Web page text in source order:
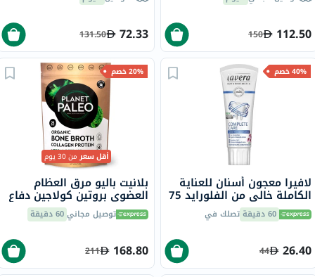
112.50
150
مل
72.33
131.50
40% خصم
لافيرا معجون أسنان للعناية
الكاملة خالي من الفلورايد 75
مل 60 دقيقة تصلك في
26.40
44
20% خصم
أقل سعرمن 30 يوم
بلانيت باليو مرق العظام
العضوي بروتين كولاجين دفاع
عشبي مع الزعتر والأوريغانو
225 جرام 25 وجبة توصيل مجاني60 دقيقة
168.80
211